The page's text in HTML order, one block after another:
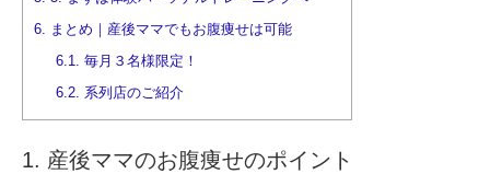
6. まとめ｜産後ママでもお腹痩せは可能
6.1. 毎月３名様限定！
6.2. 系列店のご紹介
1. 産後ママのお腹痩せのポイント